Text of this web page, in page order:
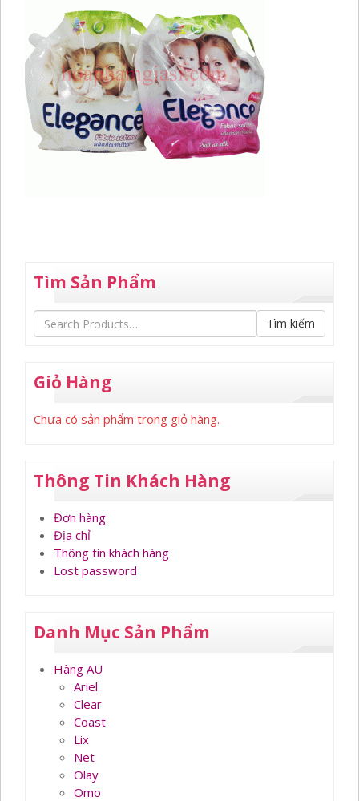
Tìm Sản Phẩm
Tìm kiếm
Giỏ Hàng
Chưa có sản phẩm trong giỏ hàng.
Thông Tin Khách Hàng
Đơn hàng
Địa chỉ
Thông tin khách hàng
Lost password
Danh Mục Sản Phẩm
Hàng AU
Ariel
Clear
Coast
Lix
Net
Olay
Omo